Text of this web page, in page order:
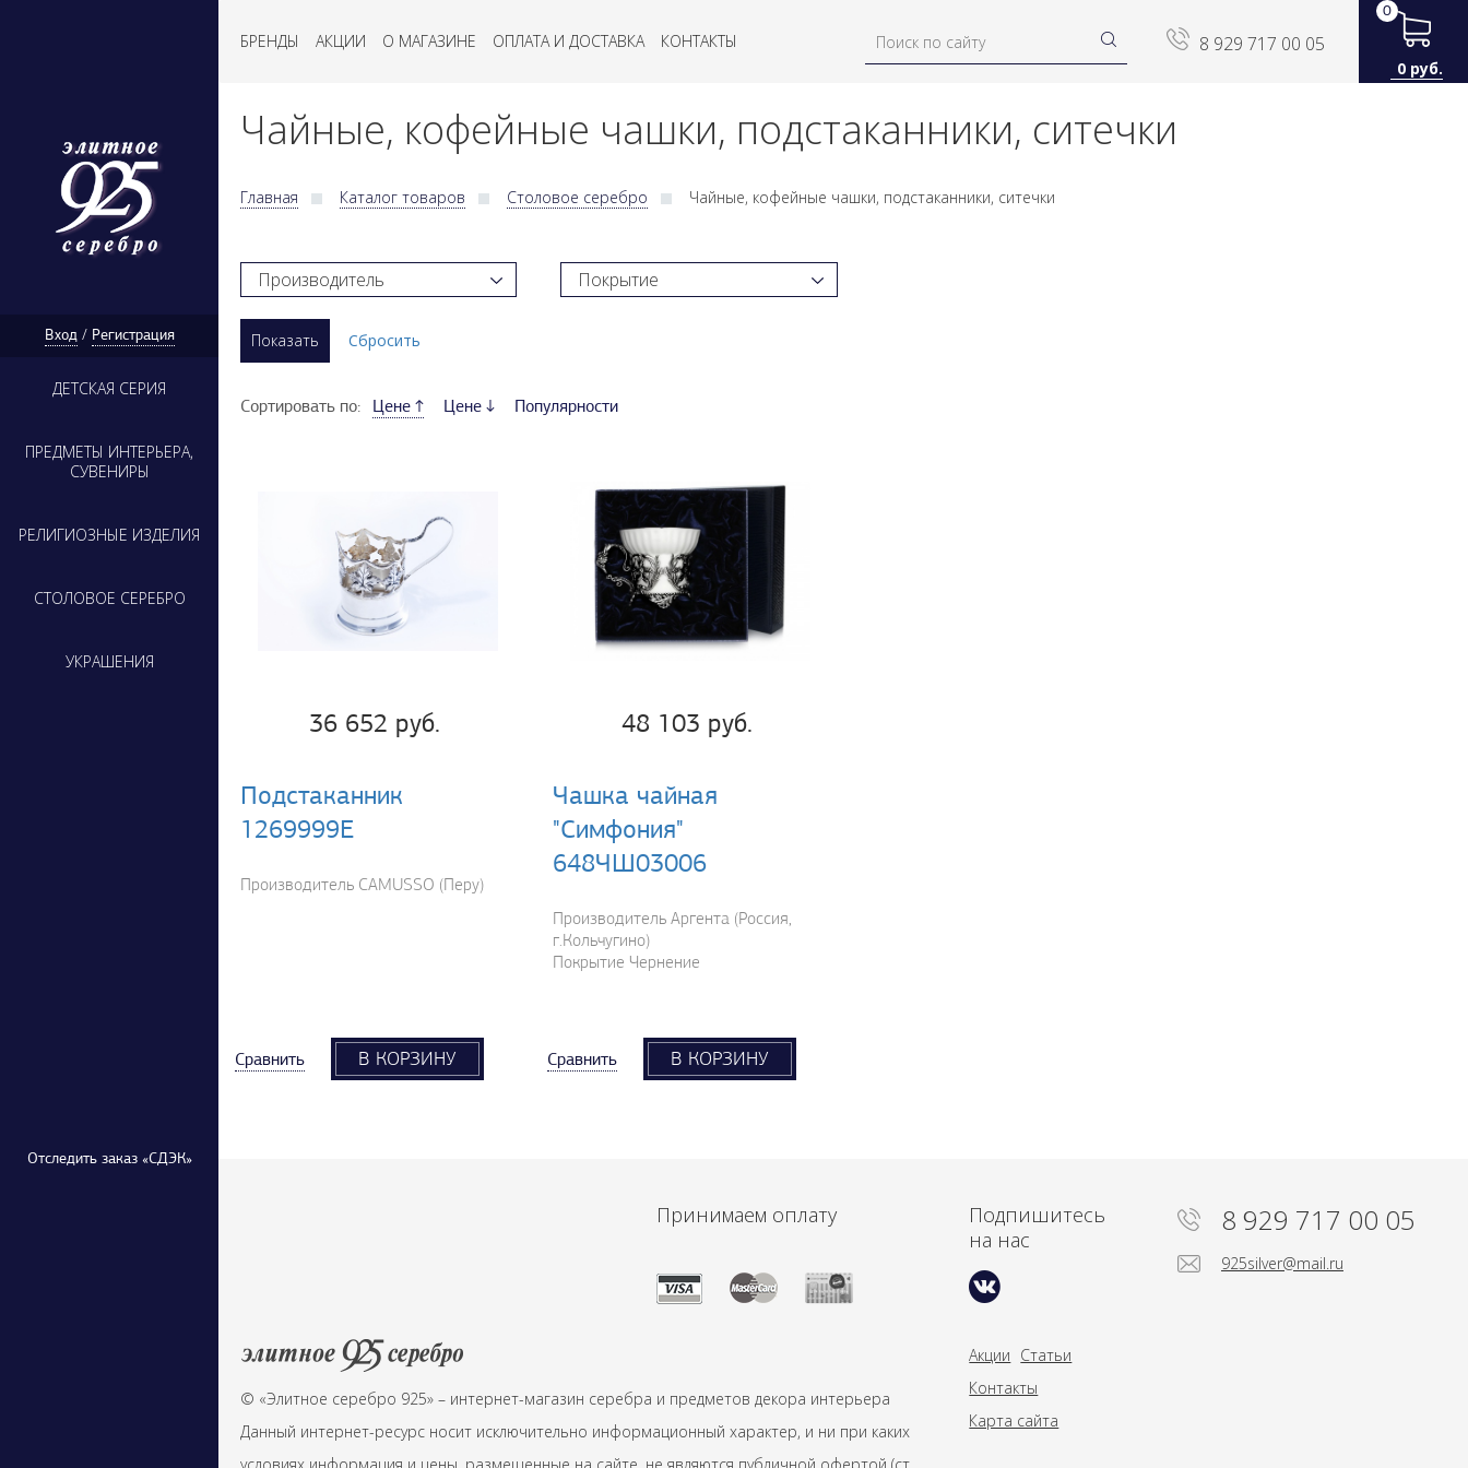
Вход/ Регистрация
ДЕТСКАЯ СЕРИЯ
ПРЕДМЕТЫ ИНТЕРЬЕРА,
СУВЕНИРЫ
РЕЛИГИОЗНЫЕ ИЗДЕЛИЯ
СТОЛОВОЕ СЕРЕБРО
УКРАШЕНИЯ
Отследить заказ «СДЭК»
БРЕНДЫ АКЦИИ О МАГАЗИНЕ ОПЛАТА И ДОСТАВКА КОНТАКТЫ 8 929 717 00 05
0
0 руб.
Чайные, кофейные чашки, подстаканники, ситечки
Главная Каталог товаров Столовое серебро Чайные, кофейные чашки, подстаканники, ситечки
Производитель Покрытие
Сортировать по: Цене ↑ Цене ↓ Популярности
36 652 руб.
Подстаканник
1269999Е
Производитель CAMUSSO (Перу)
Сравнить В КОРЗИНУ
48 103 руб.
Чашка чайная
"Симфония"
648ЧШ03006
Производитель Аргента (Россия,
г.Кольчугино)
Покрытие Чернение
Сравнить В КОРЗИНУ
Принимаем оплату
Подпишитесь
на нас
8 929 717 00 05
925silver@mail.ru
© «Элитное серебро 925» – интернет-магазин серебра и предметов декора интерьера
Данный интернет-ресурс носит исключительно информационный характер, и ни при каких
Акции Статьи
Контакты
Карта сайта